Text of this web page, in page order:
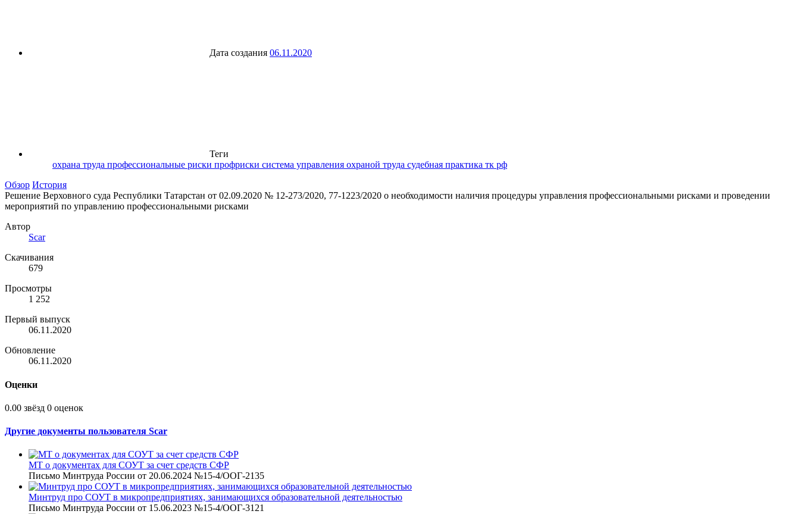
Дата создания 06.11.2020
Теги
охрана труда профессиональные риски профриски система управления охраной труда судебная практика тк рф
Обзор История
Решение Верховного суда Республики Татарстан от 02.09.2020 № 12-273/2020, 77-1223/2020 о необходимости наличия процедуры управления профессиональными рисками и проведении
мероприятий по управлению профессиональными рисками
Автор
Scar
Скачивания
679
Просмотры
1 252
Первый выпуск
06.11.2020
Обновление
06.11.2020
Оценки
0.00 звёзд 0 оценок
Другие документы пользователя Scar
МТ о документах для СОУТ за счет средств СФР
Письмо Минтруда России от 20.06.2024 №15-4/ООГ-2135
Минтруд про СОУТ в микропредприятиях, занимающихся образовательной деятельностью
Письмо Минтруда России от 15.06.2023 №15-4/ООГ-3121